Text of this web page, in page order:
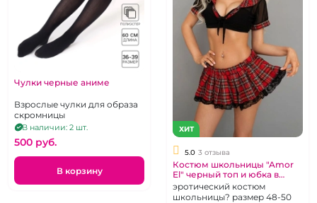
Чулки черные аниме
Взрослые чулки для образа
скромницы
В наличии: 2 шт.
500 pуб.
В корзину
ХИТ
5.0 3 отзыва
Костюм школьницы "Amor
El" черный топ и юбка в
клетку
эротический костюм
школьницы? размер 48-50